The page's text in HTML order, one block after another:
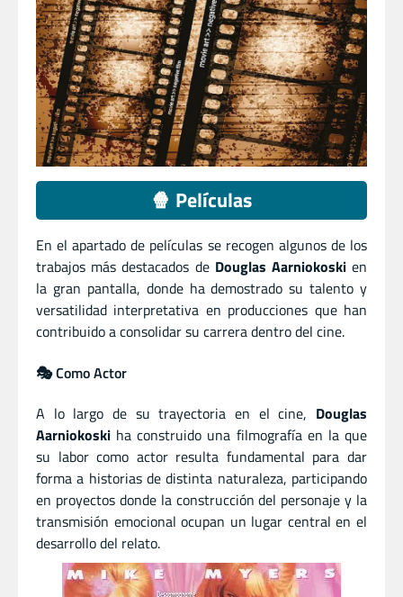
🍿 Películas
En el apartado de películas se recogen algunos de los
trabajos más destacados de Douglas Aarniokoskien
la gran pantalla, donde ha demostrado su talento y
versatilidad interpretativa en producciones que han
contribuido a consolidar su carrera dentro del cine.
🎭 Como Actor
A lo largo de su trayectoria en el cine, Douglas
Aarniokoski ha construido una filmografía en la que
su labor como actor resulta fundamental para dar
forma a historias de distinta naturaleza, participando
en proyectos donde la construcción del personaje y la
transmisión emocional ocupan un lugar central en el
desarrollo del relato.